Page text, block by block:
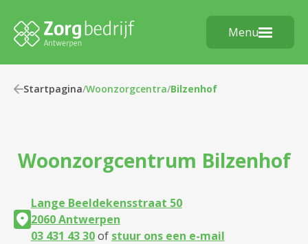
Menu
Startpagina/Woonzorgcentra/Bilzenhof
Woonzorgcentrum Bilzenhof
Lange Beeldekensstraat 50
2060 Antwerpen
03 431 43 30of stuur ons een e-mail